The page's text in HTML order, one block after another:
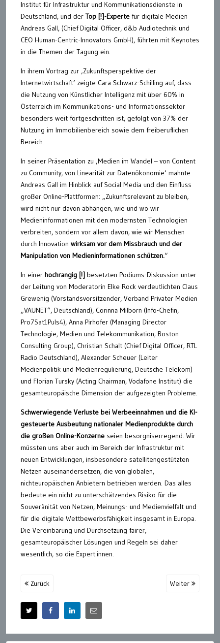
Institut für Infrastruktur und Kommunikationsdienste in
Deutschland, und der Top [!]-Experte für digitale Medien
Andreas Gall, (Chief Digital Officer, d&b Audiotechnik und
CEO Human-Centric-Innovators GmbH), führten mit Keynotes
in die Themen der Tagung ein.
In ihrem Vortrag zur ‚Zukunftsperspektive der
Internetwirtschaft‘ zeigte Cara Schwarz-Schilling auf, dass
die Nutzung von Künstlicher Intelligenz mit über 60% in
Österreich im Kommunikations- und Informationssektor
besonders weit fortgeschritten ist, gefolgt von 37% der
Nutzung im Immobilienbereich sowie dem freiberuflichen
Bereich.
In seiner Präsentation zu ‚Medien im Wandel – von Content
zu Community, von Linearität zur Datenökonomie‘ mahnte
Andreas Gall im Hinblick auf Social Media und den Einfluss
großer Online-Plattformen: „Zukunftsrelevant zu bleiben,
wird nicht nur davon abhängen, wie und wo wir
Medieninformationen mit den modernsten Technologien
verbreiten, sondern vor allem davon, wie wir Menschen
durch Innovation wirksam vor dem Missbrauch und der
Manipulation von Medieninformationen schützen.“
In einer hochrangig [!] besetzten Podiums-Diskussion unter
der Leitung von Moderatorin Elke Rock verdeutlichten Claus
Grewenig (Vorstandsvorsitzender, Verband Privater Medien
„VAUNET“, Deutschland), Corinna Milborn (Info-Chefin,
Pro7Sat1Puls4), Anna Pirhofer (Managing Director
Technologie, Medien und Telekommunikation, Boston
Consulting Group), Christian Schalt (Chief Digital Officer, RTL
Radio Deutschland), Alexander Scheuer (Leiter
Medienpolitik und Medienregulierung, Deutsche Telekom)
und Florian Tursky (Acting Chairman, Vodafone Institut) die
gesamteuropäische Dimension der aufgezeigten Probleme.
Schwerwiegende Verluste bei Werbeeinnahmen und die KI-
gesteuerte Ausbeutung nationaler Medienprodukte durch
die großen Online-Konzerne seien besorgniserregend. Wir
müssten uns aber auch im Bereich der Infrastruktur mit
neuen Entwicklungen, insbesondere satellitengestützten
Netzen auseinandersetzen, die von globalen,
nichteuropäischen Anbietern betrieben werden. Das alles
bedeute ein nicht zu unterschätzendes Risiko für die
Souveränität von Netzen, Meinungs- und Medienvielfalt und
für die digitale Wettbewerbsfähigkeit insgesamt in Europa.
Die Vereinbarung und Durchsetzung fairer,
gesamteuropäischer Lösungen und Regeln sei daher
wesentlich, so die Expert:innen.
Zurück Weiter